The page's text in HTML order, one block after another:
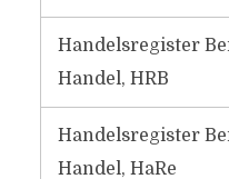
Handelsregister
Handel, HRB
Handelsregister
Handel, HaRe